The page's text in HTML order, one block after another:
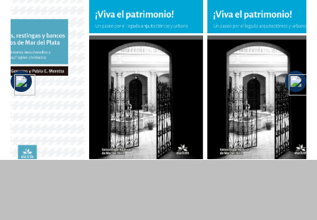
Arrecifes,
restingas y
bancos
rocosos de
Mar del
¡Viva el
patrimonio!
¡Viva el
patrimonio!